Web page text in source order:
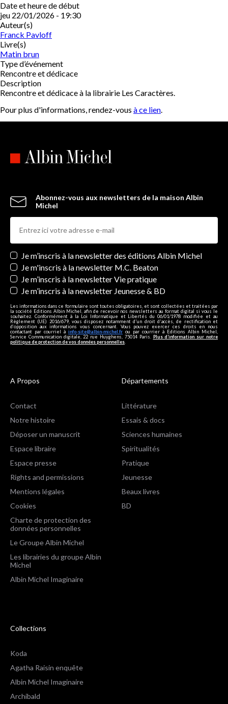
Date et heure de début
jeu 22/01/2026 - 19:30
Auteur(s)
Franck Pavloff
Livre(s)
Matin brun
Type d’événement
Rencontre et dédicace
Description
Rencontre et dédicace à la librairie Les Caractères.
Pour plus d'informations, rendez-vous à ce lien.
Abonnez-vous aux newsletters de la maison Albin
Michel
Newsletters
Je m’inscris à la newsletter des éditions Albin Michel
Je m'inscris à la newsletter M.C. Beaton
Je m’inscris à la newsletter Vie pratique
Je m’inscris à la newsletter Jeunesse & BD
Les informations dans ce formulaire sont toutes obligatoires, et sont collectées et traitées par
la société Editions Albin Michel, afin de recevoir nos newsletters au format digital si vous le
souhaitez. Conformément à la Loi Informatique et Libertés du 06/01/1978 modifiée et au
Règlement (UE) 2016/679, vous disposez notamment d'un droit d'accès, de rectification et
d’opposition aux informations vous concernant. Vous pouvez exercer ces droits en nous
contactant par courriel à info-site@albin-michel.fr ou par courrier à Editions Albin Michel,
Service Communication digitale, 22 rue Huyghens, 75014 Paris. Plus d’information sur notre
politique de protection de vos données personnelles
A Propos
Contact
Notre histoire
Déposer un manuscrit
Espace libraire
Espace presse
Rights and permissions
Mentions légales
Cookies
Charte de protection des
données personnelles
Le Groupe Albin Michel
Les librairies du groupe Albin
Michel
Albin Michel Imaginaire
Départements
Littérature
Essais & docs
Sciences humaines
Spiritualités
Pratique
Jeunesse
Beaux livres
BD
Collections
Koda
Agatha Raisin enquête
Albin Michel Imaginaire
Archibald